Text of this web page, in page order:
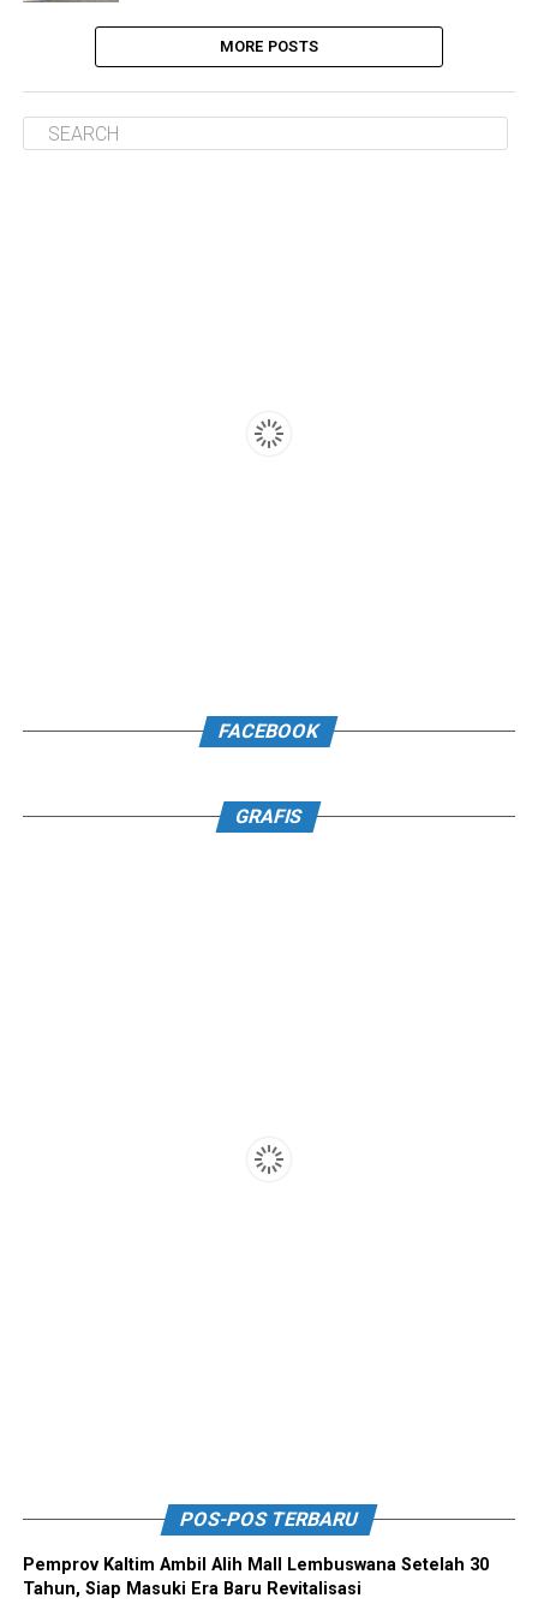
MORE POSTS
FACEBOOK
GRAFIS
POS-POS TERBARU
Pemprov Kaltim Ambil Alih Mall Lembuswana Setelah 30
Tahun, Siap Masuki Era Baru Revitalisasi